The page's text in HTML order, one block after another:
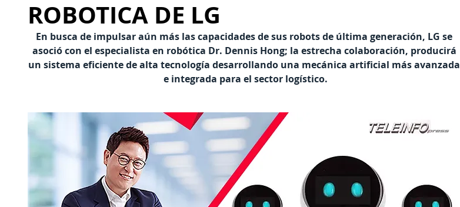
ROBOTICA DE LG
En busca de impulsar aún más las capacidades de sus robots de última generación, LG se
asoció con el especialista en robótica Dr. Dennis Hong; la estrecha colaboración, producirá
un sistema eficiente de alta tecnología desarrollando una mecánica artificial más avanzada
e integrada para el sector logístico.